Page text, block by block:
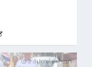
2 สัปดาห์ ที่ผ่านมา